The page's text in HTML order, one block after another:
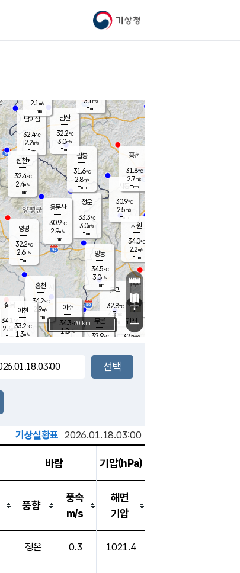
기상청
문막
32.8℃
4.5m/s
mm
남이섬
32.4℃
2.2m/s
-mm
부론
32.9℃
남산
32.2℃
3.0m/s
-mm
청운
33.3℃
3.0m/s
-mm
팔봉
31.6℃
2.8m/s
-mm
여주
34.3℃
1.8m/s
양동
34.5℃
3.0m/s
-mm
장호원
2.1 m/s
-mm
신천*
32.4℃
2.4m/s
-mm
흥천
34.2℃
2.9m/s
-mm
설봉
34.1
2.3 m/s
- mm
시동
30.9℃
2.5m/s
- mm
귀래
32.5℃
서원
34.0℃
2.2m/s
-mm
용문산
30.9℃
2.9m/s
-mm
홍천
31.8℃
2.7m/s
-mm
이천
33.2℃
1.3m/s
양평
32.2℃
2.6m/s
-mm
3.1 m/s
-mm
+
−
20 km
기상실황표 2026.01.18.03:00
바람 기압(hPa)
풍향
풍속
m/s
해면
기압
정온 0.3 1021.4